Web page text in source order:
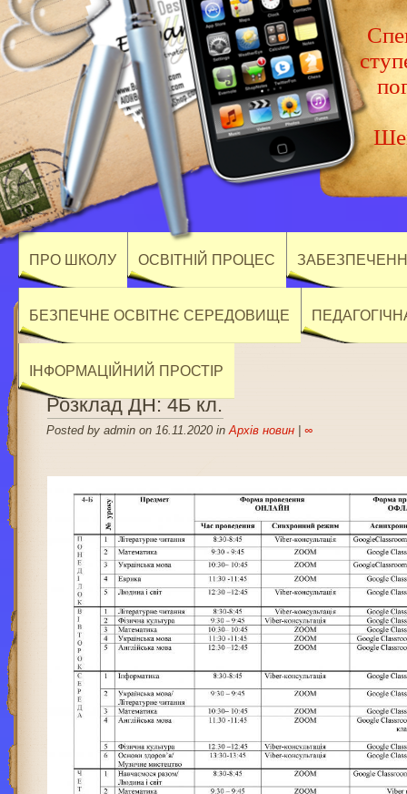
ПРО ШКОЛУ ОСВІТНІЙ ПРОЦЕС
БЕЗПЕЧНЕ ОСВІТНЄ СЕРЕДОВИЩЕ
ІНФОРМАЦІЙНИЙ ПРОСТІР
Розклад ДН: 4Б кл.
Posted by admin on 16.11.2020 inАрхів новин |∞